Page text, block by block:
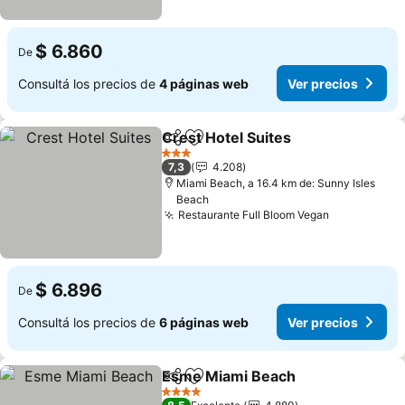
De $ 6.860
Consultá los precios de 4 páginas web Ver precios
CompartirAñadir a favoritos
Crest Hotel Suites
3 Estrellas
7,3
4.208
Miami Beach, a 16.4 km de: Sunny Isles
Beach
Restaurante Full Bloom Vegan
De $ 6.896
Consultá los precios de 6 páginas web Ver precios
CompartirAñadir a favoritos
Esme Miami Beach
4 Estrellas